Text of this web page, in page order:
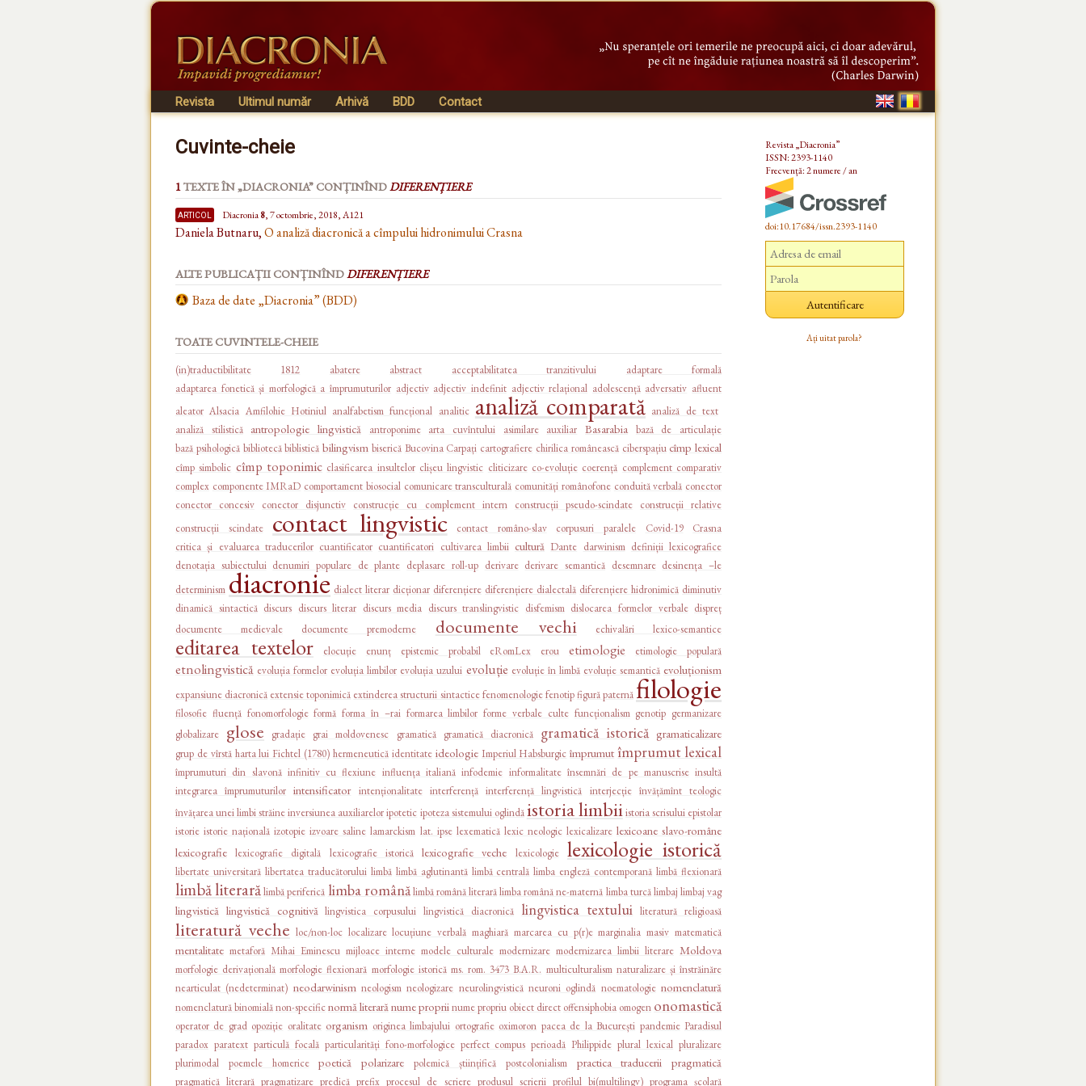
Revista Ultimul număr Arhivă BDD Contact
Cuvinte-cheie
1TEXTE ÎN „DIACRONIA” CONȚINÎNDDIFERENȚIERE
articol Diacronia8, 7 octombrie, 2018, A121
Daniela Butnaru,O analiză diacronică a cîmpului hidronimului Crasna
ALTE PUBLICAȚII CONȚINÎND DIFERENȚIERE
Baza de date „Diacronia” (BDD)
TOATE CUVINTELE-CHEIE
(in)traductibilitate 1812 abatere abstract acceptabilitatea tranzitivului
adaptare formală
adaptarea fonetică și morfologică a împrumuturilor adjectiv adjectiv indefinit adjectiv relațional adolescență adversativ afluent
aleator Alsacia Amfilohie Hotiniul analfabetism funcțional analitic analiză comparată analiză de text
analiză stilistică
antropologie lingvistică antroponime arta cuvîntului asimilare auxiliar Basarabia bază de articulație
bază psihologică bibliotecă biblistică bilingvism biserică Bucovina Carpați cartografiere chirilica românească ciberspațiu cîmp lexical
cîmp simbolic cîmp toponimic clasificarea insultelor clișeu lingvistic cliticizare co-evoluție coerență complement comparativ
complex componente IMRaD comportament biosocial comunicare transculturală comunități românofone conduită verbală conector
conector concesiv conector disjunctiv construcție cu complement intern construcții pseudo-scindate construcții relative
construcții scindate
contact lingvistic contact româno-slav corpusuri paralele Covid-19
Crasna
critica și evaluarea traducerilor cuantificator cuantificatori cultivarea limbii cultură Dante darwinism definiții lexicografice
denotația subiectului denumiri populare de plante deplasare roll-up derivare derivare semantică desemnare desinența –le
determinism diacronie dialect literar dicționar diferențiere diferențiere dialectală diferențiere hidronimică diminutiv
dinamică sintactică discurs discurs literar discurs media discurs translingvistic disfemism dislocarea formelor verbale dispreț
documente medievale
documente premoderne documente vechi echivalări lexico-semantice
editarea textelor elocuție enunț epistemic probabil eRomLex erou etimologie etimologie populară
etnolingvistică evoluția formelor evoluția limbilor evoluția uzului evoluție evoluție în limbă evoluție semantică evoluționism
expansiune diacronică extensie toponimică extinderea structurii sintactice fenomenologiefenotipfigură paternă filologie
filosofie fluență fonomorfologie formă forma în –rai formarea limbilor forme verbale culte funcționalism genotip germanizare
globalizare glose gradație grai moldovenesc gramatică gramatică diacronică gramatică istorică gramaticalizare
grup de vîrstă harta lui Fichtel (1780) hermeneutică identitate ideologie Imperiul Habsburgic împrumut împrumut lexical
împrumuturi din slavonă infinitiv cu flexiune influența italiană infodemie informalitate însemnări de pe manuscrise insultă
integrarea împrumuturilor intensificator intenționalitate interferență interferență lingvistică interjecție învățămînt teologic
învățarea unei limbi străineinversiunea auxiliarelor ipotetic ipoteza sistemului oglindăistoria limbiiistoria scrisului epistolar
istorie istorie națională izotopie izvoare saline lamarckism lat. ipse lexematică lexic neologic lexicalizare lexicoane slavo-române
lexicografie
lexicografie digitală lexicografie istorică lexicografie veche lexicologie lexicologie istorică
libertate universitară libertatea traducătorului limbă limbă aglutinantă limbă centrală limba engleză contemporană limbă flexionară
limbă literarălimbă periferică limba românălimbă română literarălimba română ne-maternă limba turcălimbaj limbaj vag
lingvistică lingvistică cognitivă lingvistica corpusului lingvistică diacronică lingvistica textului literatură religioasă
literatură veche loc/non-loc localizare locuțiune verbală maghiară marcarea cu p(r)e marginalia masiv matematică
mentalitate metaforă Mihai Eminescu mijloace interne modele culturale modernizare modernizarea limbii literare Moldova
morfologie derivațională morfologie flexionară morfologie istorică ms. rom. 3473 B.A.R. multiculturalism naturalizare și înstrăinăre
nearticulat (nedeterminat) neodarwinism neologism neologizare neurolingvistică neuroni oglindă noematologie nomenclatură
nomenclatură binomialănon-specificnormă literarănume propriinume propriu obiect direct offensiphobia omogen onomastică
operator de grad opoziție oralitate organism originea limbajului ortografie oximoron pacea de la București pandemie Paradisul
paradox paratext particulă focală particularități fono-morfologice perfect compus perioadă Philippide plural lexical pluralizare
plurimodal
poemele homerice poetică polarizare polemică științifică postcolonialism practica traducerii pragmatică
pragmatică literară pragmatizare predică prefix procesul de scriere produsul scrierii profilul bi(multilingv) programa școlară
Revista „Diacronia”
ISSN: 2393-1140
Frecvență: 2 numere / an
doi:10.17684/issn.2393-1140
Ați uitat parola?